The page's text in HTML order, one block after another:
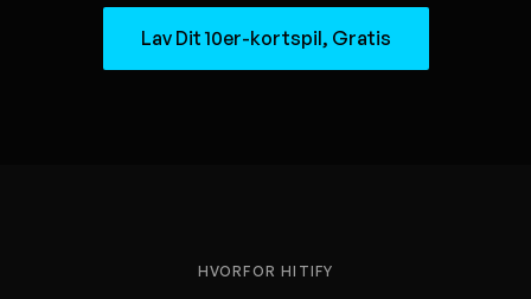
Lav Dit 10er-kortspil, Gratis
HVORFOR HITIFY